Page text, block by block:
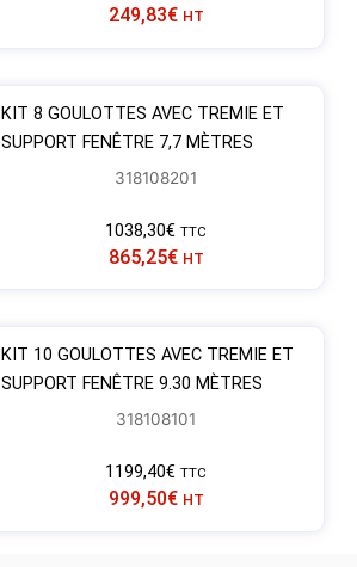
249,83€ HT
KIT 8 GOULOTTES AVEC TREMIE ET
SUPPORT FENÊTRE 7,7 MÈTRES
318108201
1038,30€ TTC
865,25€ HT
KIT 10 GOULOTTES AVEC TREMIE ET
SUPPORT FENÊTRE 9.30 MÈTRES
318108101
1199,40€ TTC
999,50€ HT